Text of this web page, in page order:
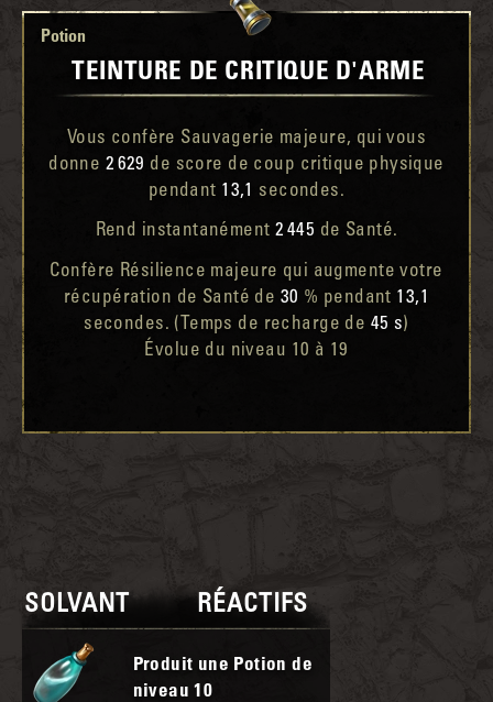
Potion
TEINTURE DE CRITIQUE D'ARME
Vous confère Sauvagerie majeure, qui vous
donne 2 629 de score de coup critique physique
pendant 13,1 secondes.
Rend instantanément2 445 de Santé.
Confère Résilience majeure qui augmente votre
récupération de Santé de 30 % pendant 13,1
secondes. (Temps de recharge de 45 s)
Évolue du niveau 10 à 19
SOLVANT RÉACTIFS
Produit une Potion de
niveau10